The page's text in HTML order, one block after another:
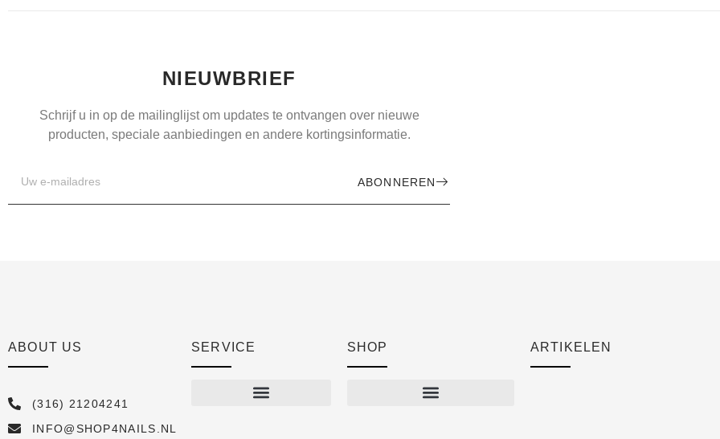
NIEUWBRIEF
Schrijf u in op de mailinglijst om updates te ontvangen over nieuwe
producten, speciale aanbiedingen en andere kortingsinformatie.
ABONNEREN
ABOUT US
(316) 21204241
INFO@SHOP4NAILS.NL
SERVICE SHOP ARTIKELEN